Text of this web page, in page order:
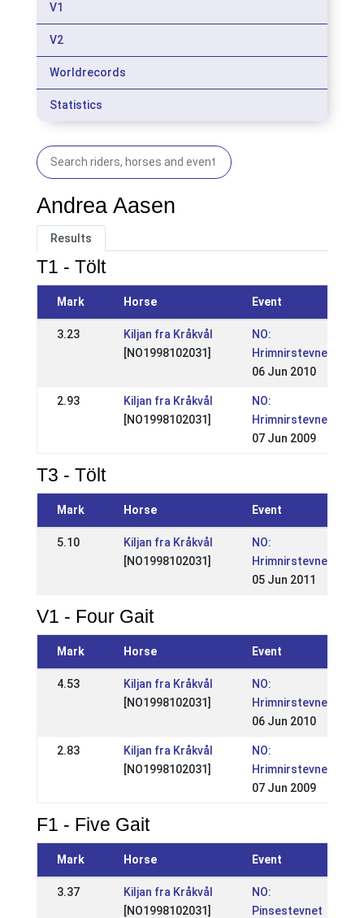
V1
V2
Worldrecords
Statistics
Andrea Aasen
Results
T1 - Tölt
Mark Horse Event
3.23
Kiljan fra Kråkvål
[NO1998102031]
NO:
Hrimnirstevnet
06 Jun 2010
2.93
Kiljan fra Kråkvål
[NO1998102031]
NO:
Hrimnirstevnet
07 Jun 2009
T3 - Tölt
Mark Horse Event
5.10
Kiljan fra Kråkvål
[NO1998102031]
NO:
Hrimnirstevnet
05 Jun 2011
V1 - Four Gait
Mark Horse Event
4.53
Kiljan fra Kråkvål
[NO1998102031]
NO:
Hrimnirstevnet
06 Jun 2010
2.83
Kiljan fra Kråkvål
[NO1998102031]
NO:
Hrimnirstevnet
07 Jun 2009
F1 - Five Gait
Mark Horse Event
3.37
Kiljan fra Kråkvål
[NO1998102031]
NO:
Pinsestevnet